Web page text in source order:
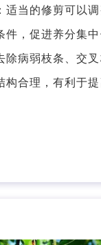
当的修剪可以调
件，促进养分集
除病弱枝条、交
构合理，有利于提